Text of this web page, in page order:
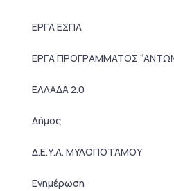
ΕΡΓΑ ΕΣΠΑ
ΕΡΓΑ ΠΡΟΓΡΑΜΜΑΤΟΣ
ΕΛΛΑΔΑ 2.0
Δήμος
Δ.Ε.Υ.Α. ΜΥΛΟΠΟΤΑΜΟΥ
Ενημέρωση